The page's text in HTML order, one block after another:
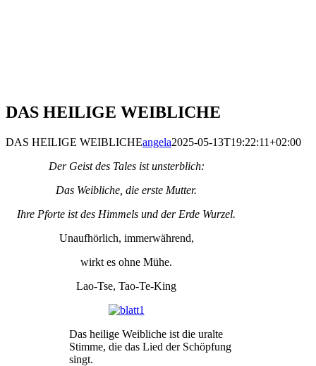
DAS HEILIGE WEIBLICHE
DAS HEILIGE WEIBLICHEangela2025-05-13T19:22:11+02:00
Der Geist des Tales ist unsterblich:
Das Weibliche, die erste Mutter.
Ihre Pforte ist des Himmels und der Erde Wurzel.
Unaufhörlich, immerwährend,
wirkt es ohne Mühe.
Lao-Tse, Tao-Te-King
Das heilige Weibliche ist die uralte
Stimme, die das Lied der Schöpfung
singt.